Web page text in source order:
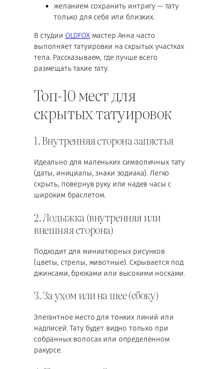
желанием сохранить интригу — тату
только для себя или близких.
В студии OLDFOXмастер Анна часто
выполняет татуировки на скрытых участках
тела. Рассказываем, где лучше всего
размещать такие тату.
Топ-10 мест для
скрытых татуировок
1. Внутренняя сторона запястья
Идеально для маленьких символичных тату
(даты, инициалы, знаки зодиака). Легко
скрыть, повернув руку или надев часы с
широким браслетом.
2. Лодыжка (внутренняя или
внешняя сторона)
Подходит для миниатюрных рисунков
(цветы, стрелы, животные). Скрывается под
джинсами, брюками или высокими носками.
3. За ухом или на шее (сбоку)
Элегантное место для тонких линий или
надписей. Тату будет видно только при
собранных волосах или определённом
ракурсе.